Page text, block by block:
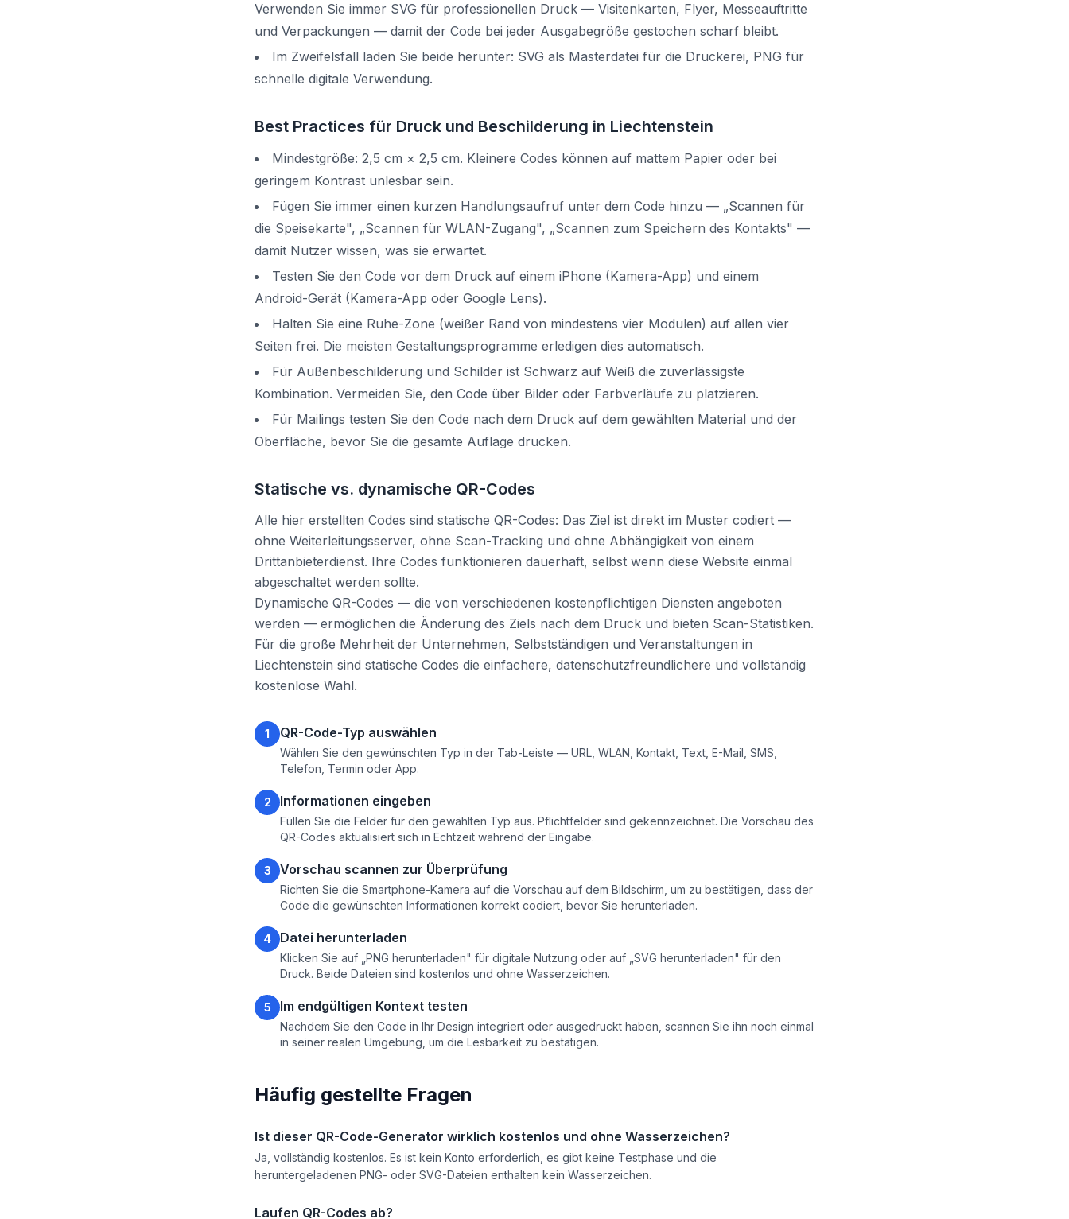
Verwenden Sie immer SVG für professionellen Druck — Visitenkarten, Flyer, Messeauftritte
und Verpackungen — damit der Code bei jeder Ausgabegröße gestochen scharf bleibt.
Im Zweifelsfall laden Sie beide herunter: SVG als Masterdatei für die Druckerei, PNG für
schnelle digitale Verwendung.
Best Practices für Druck und Beschilderung in Liechtenstein
Mindestgröße: 2,5 cm × 2,5 cm. Kleinere Codes können auf mattem Papier oder bei
geringem Kontrast unlesbar sein.
Fügen Sie immer einen kurzen Handlungsaufruf unter dem Code hinzu — „Scannen für
die Speisekarte", „Scannen für WLAN-Zugang", „Scannen zum Speichern des Kontakts" —
damit Nutzer wissen, was sie erwartet.
Testen Sie den Code vor dem Druck auf einem iPhone (Kamera-App) und einem
Android-Gerät (Kamera-App oder Google Lens).
Halten Sie eine Ruhe-Zone (weißer Rand von mindestens vier Modulen) auf allen vier
Seiten frei. Die meisten Gestaltungsprogramme erledigen dies automatisch.
Für Außenbeschilderung und Schilder ist Schwarz auf Weiß die zuverlässigste
Kombination. Vermeiden Sie, den Code über Bilder oder Farbverläufe zu platzieren.
Für Mailings testen Sie den Code nach dem Druck auf dem gewählten Material und der
Oberfläche, bevor Sie die gesamte Auflage drucken.
Statische vs. dynamische QR-Codes
Alle hier erstellten Codes sind statische QR-Codes: Das Ziel ist direkt im Muster codiert —
ohne Weiterleitungsserver, ohne Scan-Tracking und ohne Abhängigkeit von einem
Drittanbieterdienst. Ihre Codes funktionieren dauerhaft, selbst wenn diese Website einmal
abgeschaltet werden sollte.
Dynamische QR-Codes — die von verschiedenen kostenpflichtigen Diensten angeboten
werden — ermöglichen die Änderung des Ziels nach dem Druck und bieten Scan-Statistiken.
Für die große Mehrheit der Unternehmen, Selbstständigen und Veranstaltungen in
Liechtenstein sind statische Codes die einfachere, datenschutzfreundlichere und vollständig
kostenlose Wahl.
1 QR-Code-Typ auswählen
Wählen Sie den gewünschten Typ in der Tab-Leiste — URL, WLAN, Kontakt, Text, E-Mail, SMS,
Telefon, Termin oder App.
2 Informationen eingeben
Füllen Sie die Felder für den gewählten Typ aus. Pflichtfelder sind gekennzeichnet. Die Vorschau des
QR-Codes aktualisiert sich in Echtzeit während der Eingabe.
3 Vorschau scannen zur Überprüfung
Richten Sie die Smartphone-Kamera auf die Vorschau auf dem Bildschirm, um zu bestätigen, dass der
Code die gewünschten Informationen korrekt codiert, bevor Sie herunterladen.
4 Datei herunterladen
Klicken Sie auf „PNG herunterladen" für digitale Nutzung oder auf „SVG herunterladen" für den
Druck. Beide Dateien sind kostenlos und ohne Wasserzeichen.
5 Im endgültigen Kontext testen
Nachdem Sie den Code in Ihr Design integriert oder ausgedruckt haben, scannen Sie ihn noch einmal
in seiner realen Umgebung, um die Lesbarkeit zu bestätigen.
Häufig gestellte Fragen
Ist dieser QR-Code-Generator wirklich kostenlos und ohne Wasserzeichen?
Ja, vollständig kostenlos. Es ist kein Konto erforderlich, es gibt keine Testphase und die
heruntergeladenen PNG- oder SVG-Dateien enthalten kein Wasserzeichen.
Laufen QR-Codes ab?